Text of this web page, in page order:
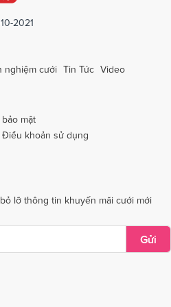
Dịch vụ cưới tại Sơn La
Dịch vụ cưới tại Thanh Hóa
Dịch vụ cưới tại Trà Vinh
Dịch vụ cưới tại Vĩnh Long
Dịch vụ cưới tại Bắc Giang
2021
nghiệm cưới Tin Tức Video
mật
Điều khoản sử dụng
lỡ thông tin khuyến mãi cưới mới
Gửi